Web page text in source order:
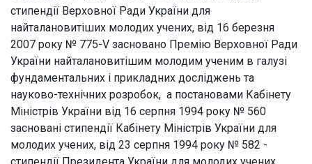
стипендії Верховної Ради України для
найталановитіших молодих учених, від 16 березня
2007 року № 775-V засновано Премію Верховної Ради
України найталановитішим молодим ученим в галузі
фундаментальних і прикладних досліджень та
науково-технічних розробок, а постановами Кабінету
Міністрів України від 16 серпня 1994 року № 560
засновані стипендії Кабінету Міністрів України для
молодих учених, від 23 серпня 1994 року № 582 -